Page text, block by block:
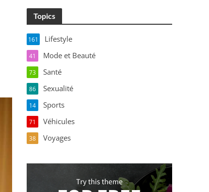
Topics
Lifestyle
161
Mode et Beauté
41
Santé
73
Sexualité
86
Sports
14
Véhicules
71
Voyages
38